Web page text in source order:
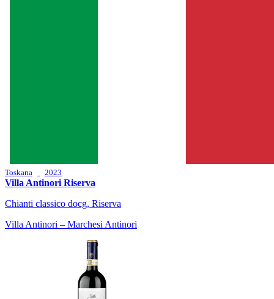
Toskana 2023
Villa Antinori Riserva
Chianti classico docg, Riserva
Villa Antinori – Marchesi Antinori